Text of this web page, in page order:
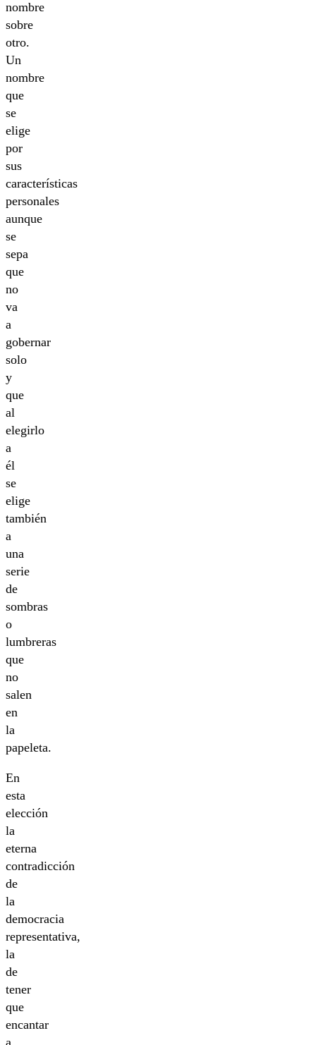
nombre
sobre
otro.
Un
nombre
que
se
elige
por
sus
características
personales
aunque
se
sepa
que
no
va
a
gobernar
solo
y
que
al
elegirlo
a
él
se
elige
también
a
una
serie
de
sombras
o
lumbreras
que
no
salen
en
la
papeleta.
En
esta
elección
la
eterna
contradicción
de
la
democracia
representativa,
la
de
tener
que
encantar